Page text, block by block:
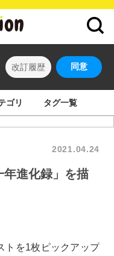
改訂履歴 同意
ゴリ タグ一覧
2021.04.24
年進化録」を描
トを1枚ピックアップ